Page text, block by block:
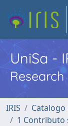
UniSa -
IRIS
1 Contributo